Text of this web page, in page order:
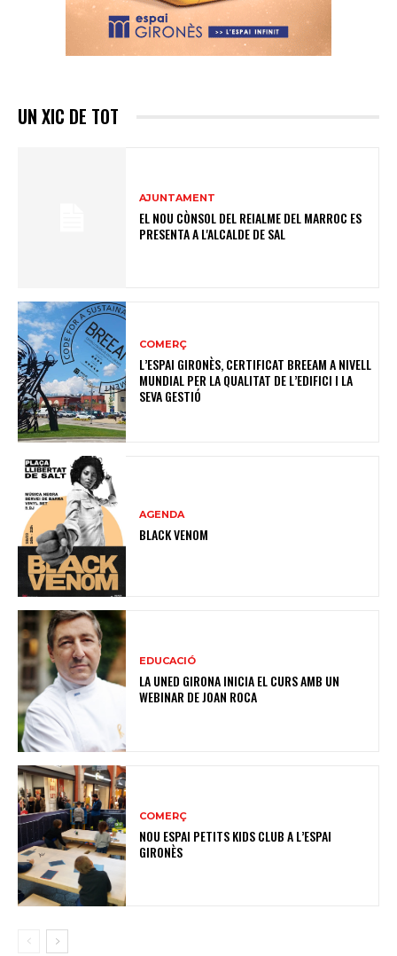
UN XIC DE TOT
AJUNTAMENT
EL NOU CÒNSOL DEL REIALME DEL MARROC ES
PRESENTA A L'ALCALDE DE SAL
COMERÇ
L’ESPAI GIRONÈS, CERTIFICAT BREEAM A NIVELL
MUNDIAL PER LA QUALITAT DE L’EDIFICI I LA
SEVA GESTIÓ
AGENDA
BLACK VENOM
EDUCACIÓ
LA UNED GIRONA INICIA EL CURS AMB UN
WEBINAR DE JOAN ROCA
COMERÇ
NOU ESPAI PETITS KIDS CLUB A L’ESPAI
GIRONÈS